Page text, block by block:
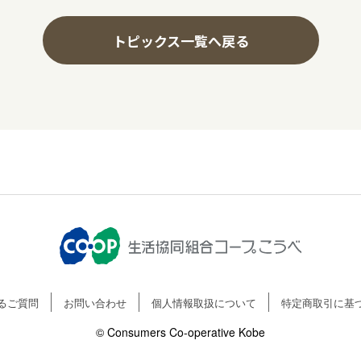
トピックス一覧へ戻る
ご質問 お問い合わせ 個人情報取扱について 特定商取引に基
© Consumers Co-operative Kobe